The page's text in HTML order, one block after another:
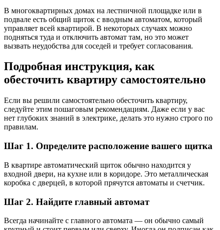
В многоквартирных домах на лестничной площадке или в
подвале есть общий щиток с вводным автоматом, который
управляет всей квартирой. В некоторых случаях можно
подняться туда и отключить автомат там, но это может
вызвать неудобства для соседей и требует согласования.
Подробная инструкция, как
обесточить квартиру самостоятельно
Если вы решили самостоятельно обесточить квартиру,
следуйте этим пошаговым рекомендациям. Даже если у вас
нет глубоких знаний в электрике, делать это нужно строго по
правилам.
Шаг 1. Определите расположение вашего щитка
В квартире автоматический щиток обычно находится у
входной двери, на кухне или в коридоре. Это металлическая
коробка с дверцей, в которой прячутся автоматы и счетчик.
Шаг 2. Найдите главный автомат
Всегда начинайте с главного автомата — он обычно самый